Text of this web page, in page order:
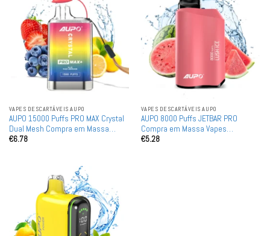
VAPES DESCARTÁVEIS ​​AUPO
AUPO 15000 Puffs PRO MAX Crystal
Dual Mesh Compra em Massa
Vapes Descartáveis Recarregáveis
€6.78
VAPES DESCARTÁVEIS ​​AUPO
AUPO 8000 Puffs JETBAR PRO
Compra em Massa Vapes
Descartáveis Recarregáveis por
€5.28